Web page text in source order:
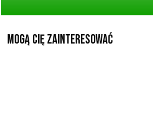
Mogą Cię zainteresować